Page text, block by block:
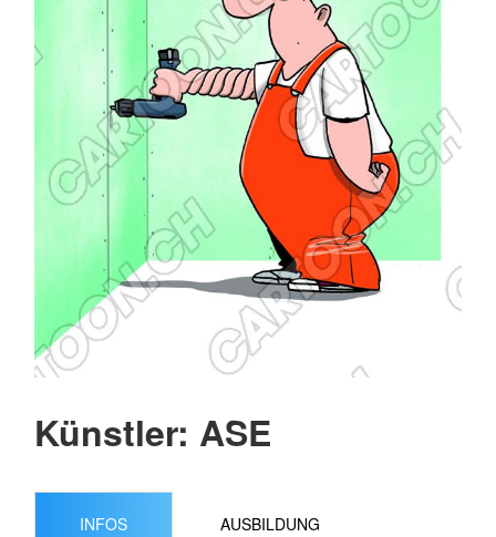
Künstler: ASE
INFOS AUSBILDUNG